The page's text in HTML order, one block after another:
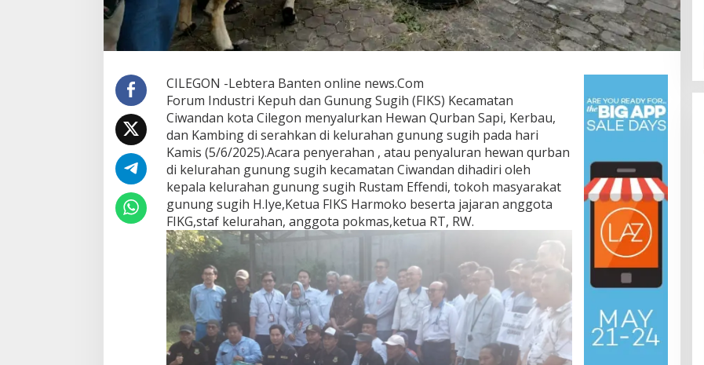
CILEGON -Lebtera Banten online news.Com
Forum Industri Kepuh dan Gunung Sugih (FIKS) Kecamatan
Ciwandan kota Cilegon menyalurkan Hewan Qurban Sapi, Kerbau,
dan Kambing di serahkan di kelurahan gunung sugih pada hari
Kamis (5/6/2025).Acara penyerahan , atau penyaluran hewan qurban
di kelurahan gunung sugih kecamatan Ciwandan dihadiri oleh
kepala kelurahan gunung sugih Rustam Effendi, tokoh masyarakat
gunung sugih H.Iye,Ketua FIKS Harmoko beserta jajaran anggota
FIKG,staf kelurahan, anggota pokmas,ketua RT, RW.